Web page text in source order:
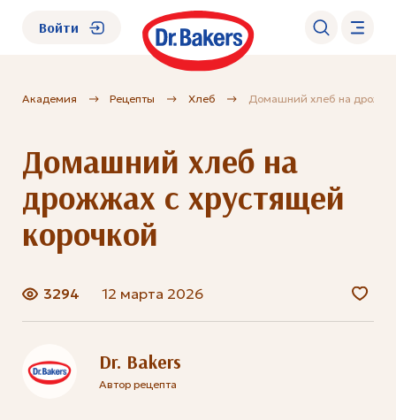
О нас
Каталог
Академия
FAQ
Войти
Академия Рецепты Хлеб Домашний хлеб на
Домашний хлеб на
дрожжах с хрустящей
корочкой
3294 12 марта 2026
Dr. Bakers
Автор рецепта